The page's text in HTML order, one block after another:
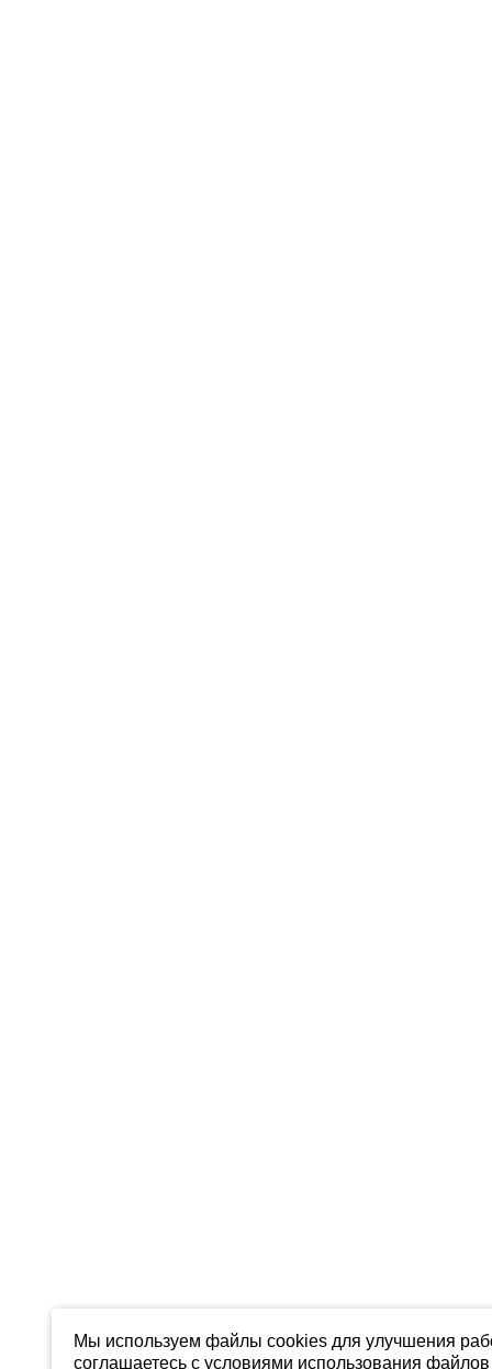
Мы используем файлы cookies для улучшения
соглашаетесь с условиями использования